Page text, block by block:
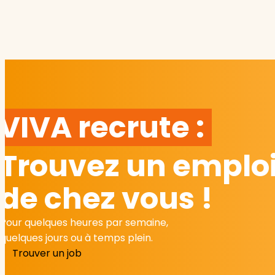
recrute :
Trouvez un
de chez vous !
Pour quelques heures par semaine,
quelques jours ou à temps plein.
Trouver un job